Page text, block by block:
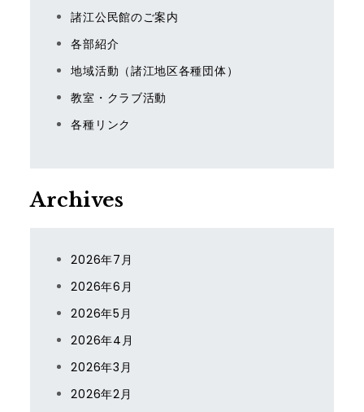
諸江公民館のご案内
各部紹介
地域活動（諸江地区各種団体）
教室・クラブ活動
各種リンク
Archives
2026年7月
2026年6月
2026年5月
2026年4月
2026年3月
2026年2月